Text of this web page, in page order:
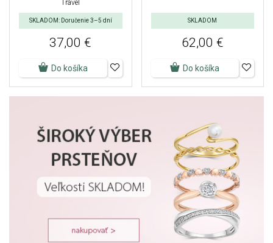
Travel
SKLADOM: Doručenie 3–5 dní
37,00 €
Do košíka
SKLADOM
62,00 €
Do košíka